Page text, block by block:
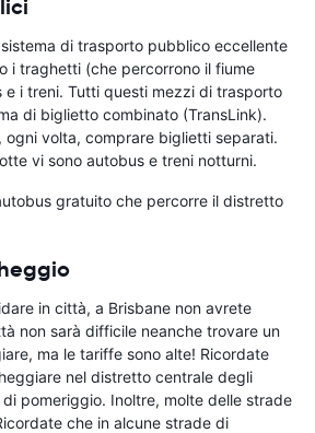
di trasporto pubblico eccellente
i traghetti (che percorrono il fiume
e i treni. Tutti questi mezzi di trasporto
di biglietto combinato (TransLink).
ogni volta, comprare biglietti separati.
vi sono autobus e treni notturni.
gratuito che percorre il distretto
in città, a Brisbane non avrete
non sarà difficile neanche trovare un
ma le tariffe sono alte! Ricordate
nel distretto centrale degli
pomeriggio. Inoltre, molte delle strade
che in alcune strade di